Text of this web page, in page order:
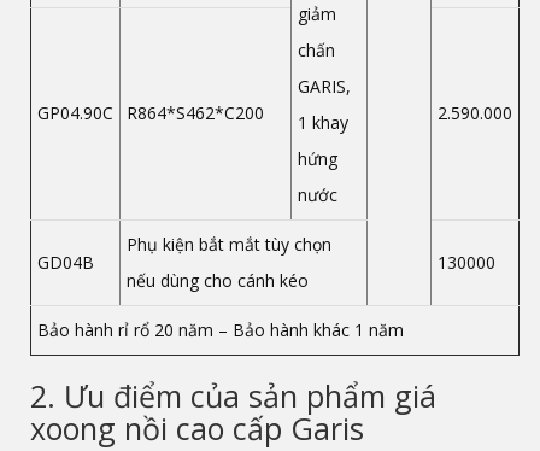
giảm
chấn
GARIS,
1 khay
hứng
nước
GP04.90C R864*S462*C200 2.590.000
GD04B
Phụ kiện bắt mắt tùy chọn
nếu dùng cho cánh kéo
130000
Bảo hành rỉ rổ 20 năm – Bảo hành khác 1 năm
2. Ưu điểm của sản phẩm giá
xoong nồi cao cấp Garis